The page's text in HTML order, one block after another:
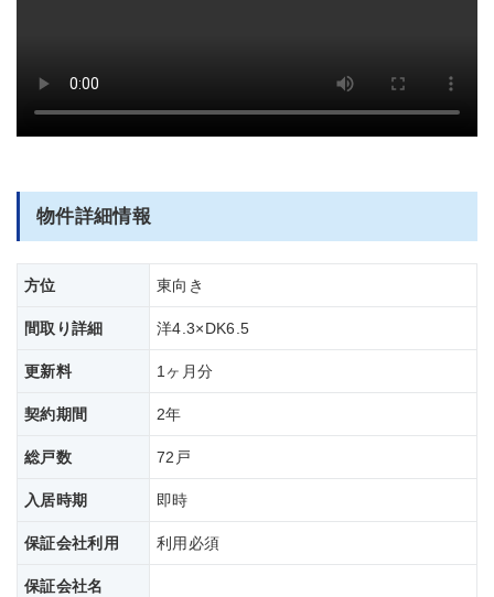
部屋全体
物件詳細情報
方位 東向き
間取り詳細 洋4.3×DK6.5
更新料 1ヶ月分
契約期間 2年
総戸数 72戸
入居時期 即時
保証会社利用 利用必須
保証会社名